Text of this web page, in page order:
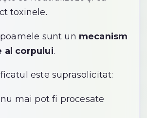
toxinele.
sunt un mecanism
al corpului.
este suprasolicitat:
mai pot fi procesate